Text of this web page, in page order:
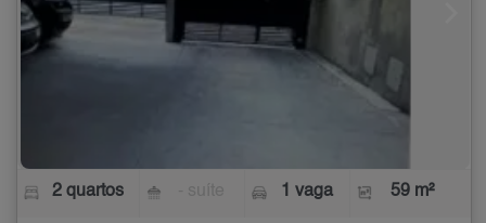
2 quartos 1 vaga 59 m²